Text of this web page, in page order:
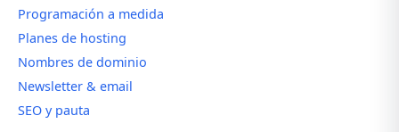
Programación a medida
Planes de hosting
Nombres de dominio
Newsletter & email
SEO y pauta